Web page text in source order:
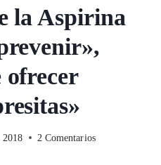
la Aspirina
ofrecer
2018 2 Comentarios